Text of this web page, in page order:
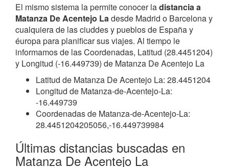
El mismo sistema la permite conocer ladistancia a
Matanza De Acentejo Ladesde Madrid o Barcelona y
cualquiera de las ciuddes y pueblos de España y
éuropa para planificar sus viajes. Al tiempo le
informamos de las Coordenadas, Latitud (28.4451204)
y Longitud (-16.449739) de Matanza De Acentejo La
Latitud de Matanza De Acentejo La: 28.4451204
Longitud de Matanza-de-Acentejo-La:
-16.449739
Coordenadas de Matanza-de-Acentejo-La:
28.4451204205056,-16.449739984
Últimas distancias buscadas en
Matanza De Acentejo La